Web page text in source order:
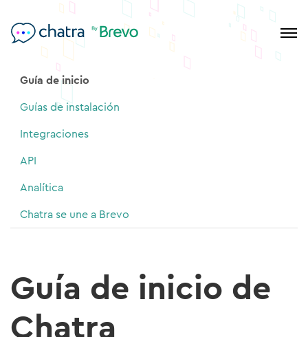
Guía de inicio
Guías de instalación
Integraciones
API
Analítica
Chatra se une a Brevo
Guía de inicio de
Chatra